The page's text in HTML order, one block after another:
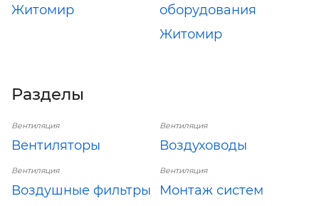
Житомир
оборудования
Житомир
Разделы
Вентиляция
Вентиляторы
Вентиляция
Воздуховоды
Вентиляция
Воздушные фильтры
Вентиляция
Монтаж систем